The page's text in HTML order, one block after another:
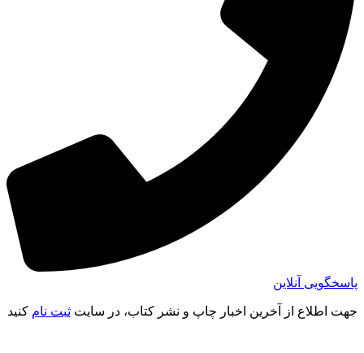
پاسخگویی آنلاین
جهت اطلاع از آخرین اخبار چاپ و نشر کتاب، در سایتثبت نام کنید